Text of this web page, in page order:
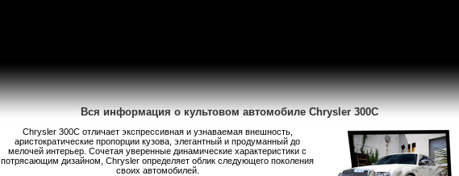
Вся информация о культовом автомобиле Chrysler 300C
Chrysler 300С отличает экспрессивная и узнаваемая внешность,
аристократические пропорции кузова, элегантный и продуманный до
мелочей интерьер. Сочетая уверенные динамические характеристики с
потрясающим дизайном, Chrysler определяет облик следующего поколения
своих автомобилей.